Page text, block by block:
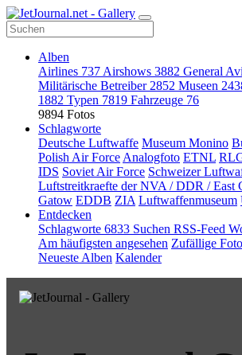
Alben
Airlines 737 Airshows 3882 General
Militärische Betreiber 2852 Museen
1882 Typen 7819 Fahrzeuge 76
9894 Fotos
Schlagworte
Deutsche Luftwaffe Museum Monino
Polish Air Force Analogfoto ETNL
IDS Soviet Air Force Schweizer
Luftstreitkraefte der NVA / DDR / East
Gatow EDDB ZIA Luftwaffenmuseum
Entdecken
Schlagworte 6833 Suchen RSS-Feed
Am häufigsten angesehen Zufällige
Neueste Alben Kalender